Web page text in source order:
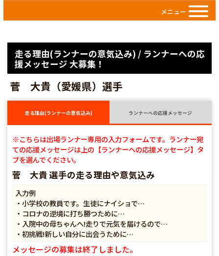
メニュー
走る理由(ランナーの意気込み) / ランナーへの応
援メッセージ 大募集！
菅 大貴（愛媛県）選手
走る理由(ランナーの意気込み) ランナーへの応援メッセージ
※こちらは出場ランナー専用の入力フォームです。ランナー宛
ての応援メッセージは上の【ランナーへの応援メッセージ】タ
ブを選んでください。
菅 大貴 選手の走る理由や意気込み
入力例
・小学校の教員です。生徒にナイショで…
・コロナの逆境に打ち勝つために…
・入院中の母ちゃんへ!走りで元気を届けるので…
・初挑戦!新しい自分に出会うために…
メッセージの募集は終了しました。